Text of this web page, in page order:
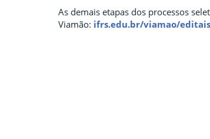
As demais etapas dos processos
Viamão: ifrs.edu.br/viamao/editais